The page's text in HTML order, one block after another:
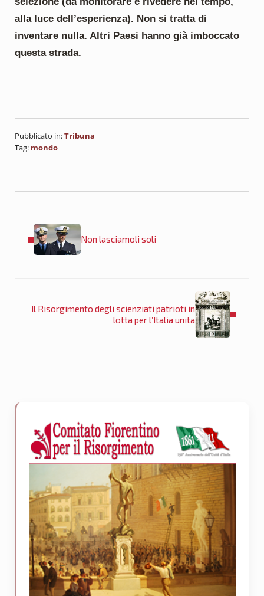
alla luce dell’esperienza). Non si tratta di
inventare nulla. Altri Paesi hanno già imboccato
questa strada.
Pubblicato in:Tribuna
Tag: mondo
Non lasciamoli soli
Il Risorgimento degli scienziati patrioti in
lotta per l’Italia unita
Sidebar